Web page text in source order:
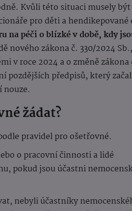
Kvůli této situaci musely být
pro děti a hendikepované
na péči o blízké v době, kdy
nového zákona č. 330/2024
v roce 2024 a o změně zákona
pozdějších předpisů, který
nouze.
žádat?
pravidel pro ošetřovné.
o pracovní činnosti a lidé
pokud jsou účastni
nebyli účastníky